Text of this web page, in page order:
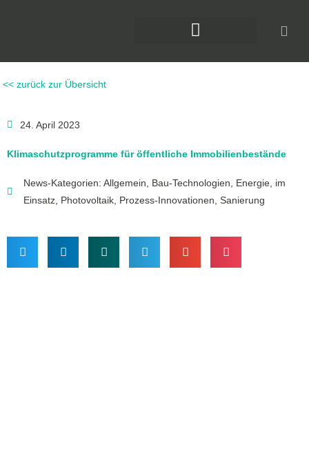
<< zurück zur Übersicht
24. April 2023
Klimaschutzprogramme für öffentliche Immobilienbestände
News-Kategorien: Allgemein Bau-Technologien Energie im
Einsatz
Photovoltaik Prozess-Innovationen Sanierung